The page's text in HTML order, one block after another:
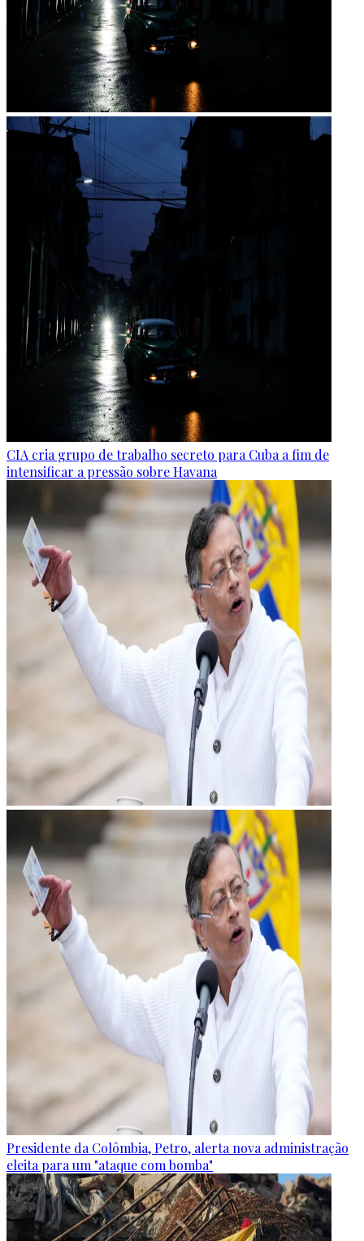
CIA cria grupo de trabalho secreto para Cuba a fim de
intensificar a pressão sobre Havana
Presidente da Colômbia, Petro, alerta nova administração
eleita para um "ataque com bomba"